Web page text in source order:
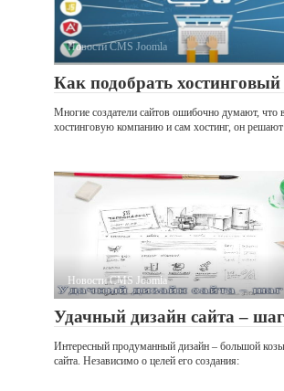
Новости CMS Joomla
Как подобрать хостинговый
Многие создатели сайтов ошибочно думают, что
хостинговую компанию и сам хостинг, он решают
Новости CMS Joomla
Удачный дизайн сайта –
Интересный продуманный дизайн – большой
сайта. Независимо о целей его создания: